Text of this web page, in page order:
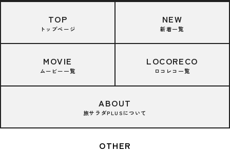
TOP
トップページ
NEW
新着一覧
MOVIE
ムービー一覧
LOCORECO
ロコレコ一覧
ABOUT
旅サラダPLUSについて
OTHER